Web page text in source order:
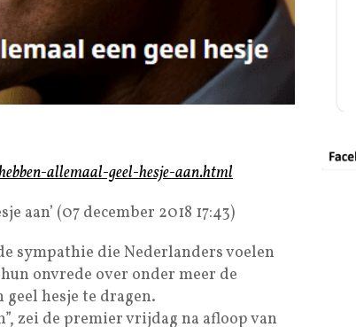
allemaal-geel-hesje-aan.html
aan’ (07 december 2018 17:43)
sympathie die Nederlanders voelen
onvrede over onder meer de
hesje te dragen.
zei de premier vrijdag na afloop van